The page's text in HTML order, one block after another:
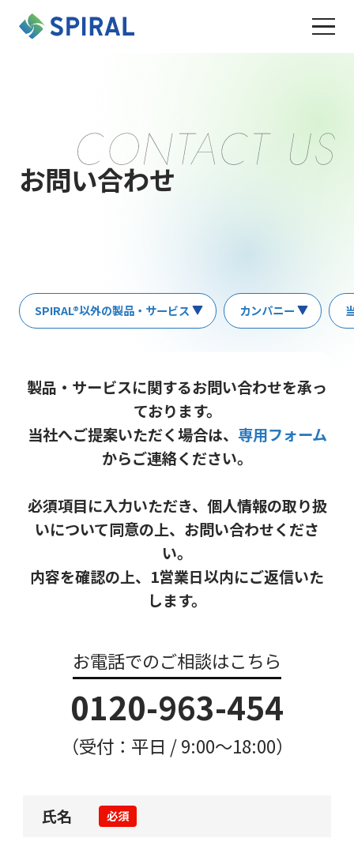
お問い合わせ
SPIRAL®以外の製品・サービス カンパニー
製品・サービスに関するお問い合わせを承っ
ております。
当社へご提案いただく場合は、 専用フォーム
からご連絡ください。
必須項目に入力いただき、個人情報の取り扱
いについて同意の上、お問い合わせくださ
い。
内容を確認の上、1営業日以内にご返信いた
します。
お電話でのご相談はこちら
0120-963-454
（受付：平日 / 9:00〜18:00）
氏名 必須